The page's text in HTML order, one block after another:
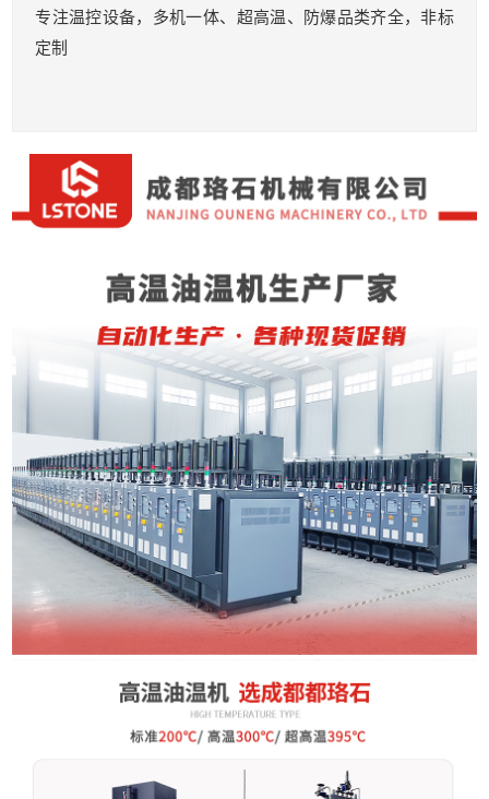
专注温控设备，多机一体、超高温、防爆品类齐全，非标
定制